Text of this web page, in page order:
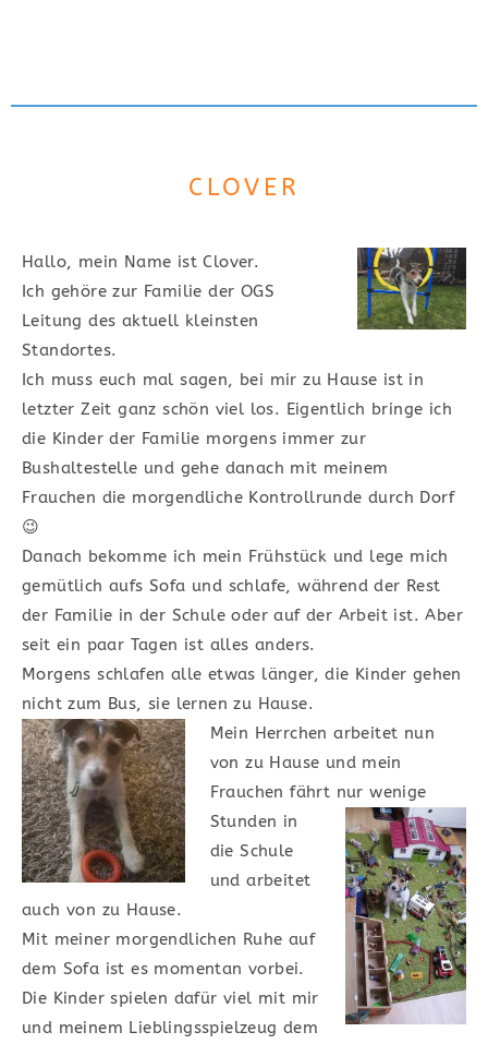
CLOVER
Hallo, mein Name ist Clover.
Ich gehöre zur Familie der OGS
Leitung des aktuell kleinsten
Standortes.
Ich muss euch mal sagen, bei mir zu Hause ist in
letzter Zeit ganz schön viel los. Eigentlich bringe ich
die Kinder der Familie morgens immer zur
Bushaltestelle und gehe danach mit meinem
Frauchen die morgendliche Kontrollrunde durch Dorf
😉
Danach bekomme ich mein Frühstück und lege mich
gemütlich aufs Sofa und schlafe, während der Rest
der Familie in der Schule oder auf der Arbeit ist. Aber
seit ein paar Tagen ist alles anders.
Morgens schlafen alle etwas länger, die Kinder gehen
nicht zum Bus, sie lernen zu Hause.
Mein Herrchen arbeitet nun
von zu Hause und mein
Frauchen fährt nur wenige
Stunden in
die Schule
und arbeitet
auch von zu Hause.
Mit meiner morgendlichen Ruhe auf
dem Sofa ist es momentan vorbei.
Die Kinder spielen dafür viel mit mir
und meinem Lieblingsspielzeug dem